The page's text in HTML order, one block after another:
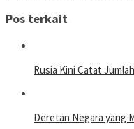
Pos terkait
Rusia Kini Catat
Deretan Negara yang